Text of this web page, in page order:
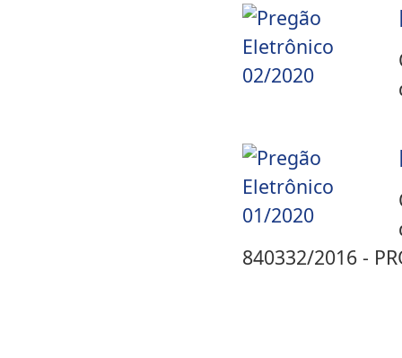
840332/2016 -